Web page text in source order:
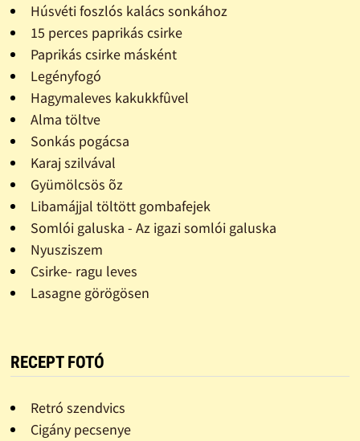
Húsvéti foszlós kalács sonkához
15 perces paprikás csirke
Paprikás csirke másként
Legényfogó
Hagymaleves kakukkfûvel
Alma töltve
Sonkás pogácsa
Karaj szilvával
Gyümölcsös õz
Libamájjal töltött gombafejek
Somlói galuska - Az igazi somlói galuska
Nyusziszem
Csirke- ragu leves
Lasagne görögösen
RECEPT FOTÓ
Retró szendvics
Cigány pecsenye